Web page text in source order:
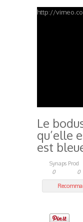
http://
Le
qu’elle
est
Synaps Prod
0
0